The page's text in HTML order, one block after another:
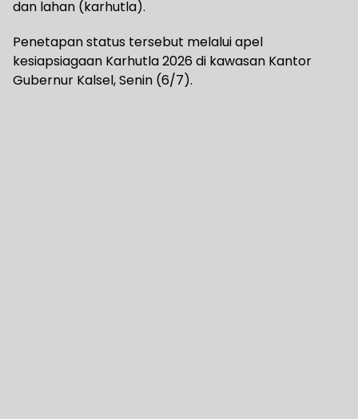
dan lahan (karhutla).
Penetapan status tersebut melalui apel
kesiapsiagaan Karhutla 2026 di kawasan Kantor
Gubernur Kalsel, Senin (6/7).